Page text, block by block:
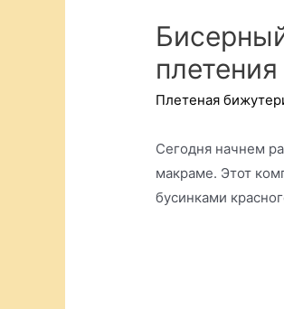
Плетеная
Сегодня начнем
макраме. Этот
бусинками